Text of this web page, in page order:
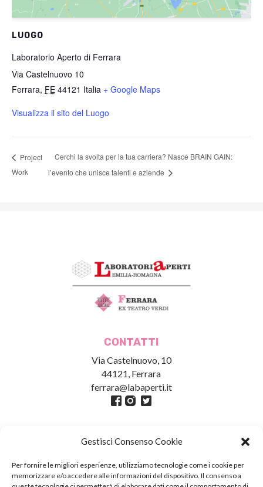
Gestisci Consenso Cookie
Per fornire le migliori esperienze, utilizziamo tecnologie come i cookie per
memorizzare e/o accedere alle informazioni del dispositivo. Il consenso a
LUOGO
Laboratorio Aperto di Ferrara
Via Castelnuovo 10
Ferrara, FE 44121 Italia + Google Maps
Visualizza il sito del Luogo
Project
Work
Cerchi la svolta per la tua carriera? Nasce BRAIN GAIN:
l’evento che unisce talenti e aziende
CONTATTI
Via Castelnuovo, 10
44121, Ferrara
ferrara@labaperti.it